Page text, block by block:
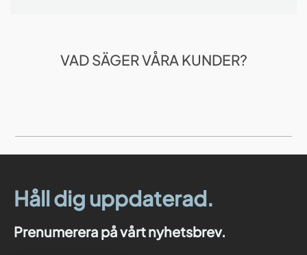
VAD SÄGER VÅRA KUNDER?
Håll dig uppdaterad.
Prenumerera på vårt nyhetsbrev.